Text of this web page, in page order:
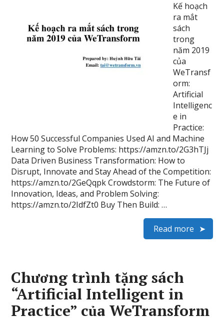
Kế hoạch
ra mắt
sách
trong
năm 2019
của
WeTransf
orm:
Artificial
Intelligenc
e in
Practice:
How 50 Successful Companies Used AI and Machine
Learning to Solve Problems: https://amzn.to/2G3hTJj
Data Driven Business Transformation: How to
Disrupt, Innovate and Stay Ahead of the Competition:
https://amzn.to/2GeQqpk Crowdstorm: The Future of
Innovation, Ideas, and Problem Solving:
https://amzn.to/2IdfZt0 Buy Then Build: …
Read more
Chương trình tặng sách
“Artificial Intelligent in
Practice” của WeTransform